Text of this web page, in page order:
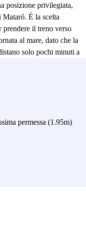
posizione privilegiata,
È la scelta
prendere il treno verso
al mare, dato che la
solo pochi minuti a
a vuoto e parcheggia in
Parclick. È il modo
libero prima ancora di
permessa (1.95m)